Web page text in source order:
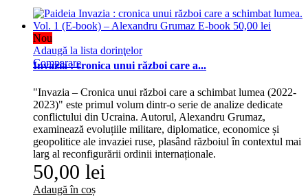
Nou
Adaugă la lista dorinţelor
Comparare
Invazia : cronica unui război care a...
"Invazia – Cronica unui război care a schimbat lumea (2022-
2023)" este primul volum dintr-o serie de analize dedicate
conflictului din Ucraina. Autorul, Alexandru Grumaz,
examinează evoluțiile militare, diplomatice, economice și
geopolitice ale invaziei ruse, plasând războiul în contextul mai
larg al reconfigurării ordinii internaționale.
50,00 lei
Adaugă în coș